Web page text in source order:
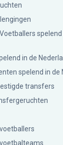
in de
spelend in de
transfers